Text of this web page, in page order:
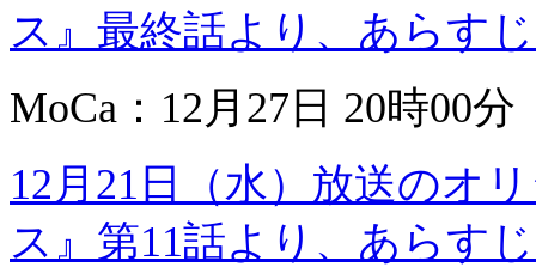
ス』最終話より、あらす
MoCa：12月27日 20時00分
12月21日（水）放送のオ
ス』第11話より、あらす